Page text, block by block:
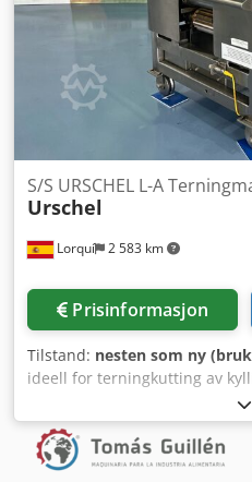
Lorquí 2 583 km
S/S URSCHEL L-A
Urschel
Prisinformasjon
Tilstand: nesten som ny
ideell for terningkutting av
skjell, hummer, reker, østers,
syltet paprika, sopp og
kandiserte frukter, epler,
tykkelse eller diameter må